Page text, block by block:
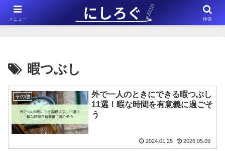
※このサイトはアフィリエイト広告（Amazonアソシエイト含む）を掲載
しています。
暇つぶし
その他
外で一人のときにできる暇つぶし
11選！暇な時間を有意義に過ごそ
う
2024.01.25 2026.05.09
メニュー 検索